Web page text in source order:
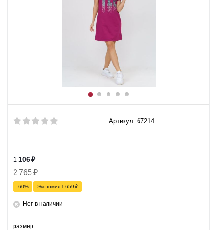
Артикул: 67214
1 106₽
2 765₽
-60% Экономия 1 659 ₽
Нет в наличии
размер